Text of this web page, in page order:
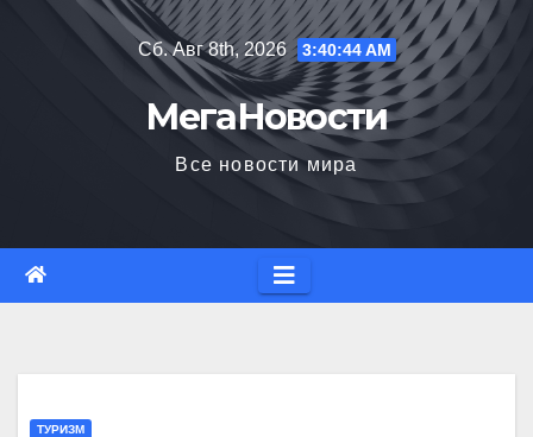
Сб. Авг 8th, 2026 3:40:45 AM
МегаНовости
Все новости мира
ТУРИЗМ